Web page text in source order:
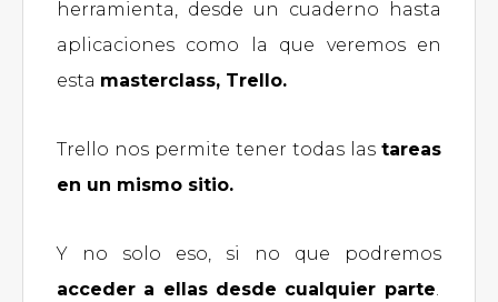
herramienta, desde un cuaderno hasta
aplicaciones como la que veremos en
esta masterclass, Trello.
Trello nos permite tener todas las tareas
en un mismo sitio.
Y no solo eso, si no que podremos
acceder a ellas desde cualquier parte.